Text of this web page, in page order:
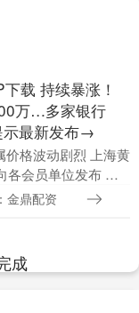
载 持续暴涨！
万…多家银行
示最新发布→
价格波动剧烈 上海黄
各会员单位发布 关
制工作的通知 近期
金鼎配资
成